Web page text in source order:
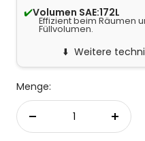
✔️Volumen SAE:172L
Effizient beim Räumen
Füllvolumen.
Weitere
Menge:
Menge verringern